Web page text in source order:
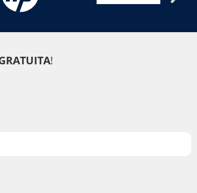
!